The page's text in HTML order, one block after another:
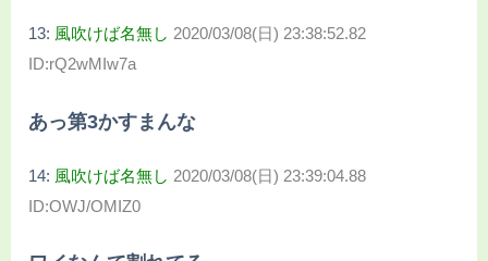
13: 風吹けば名無し 2020/03/08(日) 23:38:52.82
ID:rQ2wMIw7a
あっ第3かすまんな
14: 風吹けば名無し 2020/03/08(日) 23:39:04.88
ID:OWJ/OMIZ0